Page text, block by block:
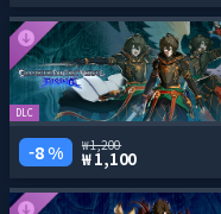
DLC
8 % 1,200
1,100